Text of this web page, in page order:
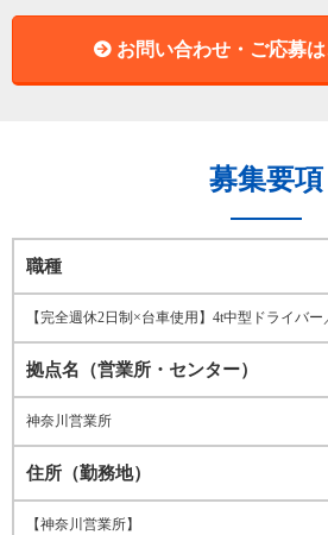
お問い合わせ・ご応募は
募集要項
職種
【完全週休2日制×台車使用】4t中型ドライバ
拠点名（営業所・センター）
神奈川営業所
住所（勤務地）
【神奈川営業所】